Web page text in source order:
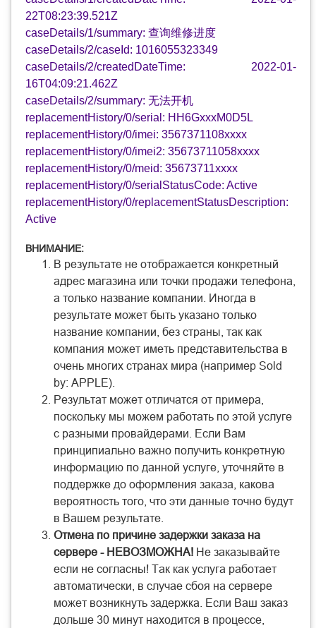
22T08:23:39.521Z
caseDetails/1/summary: 查询维修进度
caseDetails/2/caseId: 1016055323349
caseDetails/2/createdDateTime: 2022-01-
16T04:09:21.462Z
caseDetails/2/summary: 无法开机
replacementHistory/0/serial: HH6GxxxM0D5L
replacementHistory/0/imei: 3567371108xxxx
replacementHistory/0/imei2: 35673711058xxxx
replacementHistory/0/meid: 35673711xxxx
replacementHistory/0/serialStatusCode: Active
replacementHistory/0/replacementStatusDescription:
Active
ВНИМАНИЕ:
В результате не отображается конкретный
адрес магазина или точки продажи телефона,
а только название компании. Иногда в
результате может быть указано только
название компании, без страны, так как
компания может иметь представительства в
очень многих странах мира (например Sold
by: APPLE).
Результат может отличатся от примера,
поскольку мы можем работать по этой услуге
с разными провайдерами. Если Вам
принципиально важно получить конкретную
информацию по данной услуге, уточняйте в
поддержке до оформления заказа, какова
вероятность того, что эти данные точно будут
в Вашем результате.
Отмена по причине задержки заказа на
сервере - НЕВОЗМОЖНА! Не заказывайте
если не согласны! Так как услуга работает
автоматически, в случае сбоя на сервере
может возникнуть задержка. Если Ваш заказ
дольше 30 минут находится в процессе,